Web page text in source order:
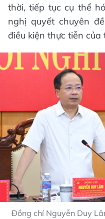
thời, tiếp tục cụ thể
nghị quyết chuyên
điều kiện thực tiễn của
Đồng chí Nguyễn Duy